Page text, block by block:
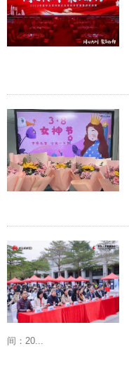
间：20...